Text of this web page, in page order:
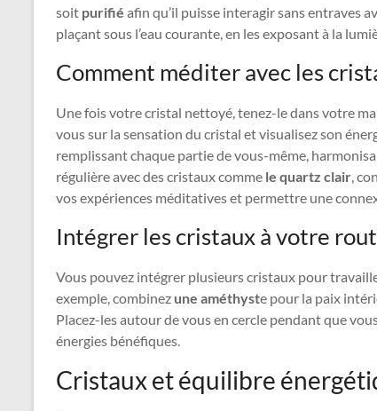
soit purifié afin qu’il puisse interagir sans entraves
plaçant sous l’eau courante, en les exposant à la
Comment méditer avec les
Une fois votre cristal nettoyé, tenez-le dans votre
vous sur la sensation du cristal et visualisez son
remplissant chaque partie de vous-même,
régulière avec des cristaux comme le quartz clair,
vos expériences méditatives et permettre une
Intégrer les cristaux à votre
Vous pouvez intégrer plusieurs cristaux pour
exemple, combinez une améthyste pour la paix
Placez-les autour de vous en cercle pendant que
énergies bénéfiques.
Cristaux et équilibre